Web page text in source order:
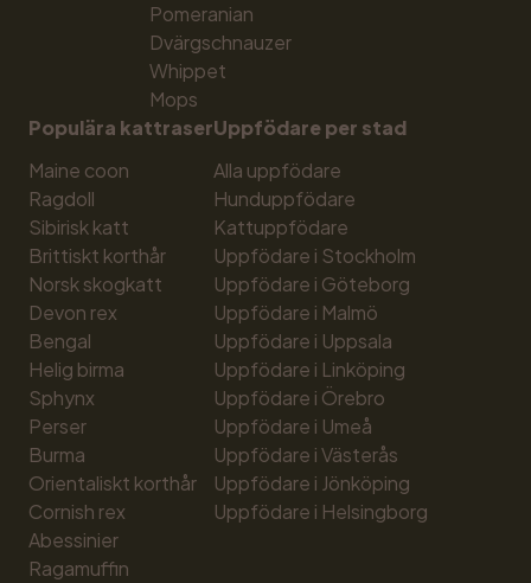
Pomeranian
Dvärgschnauzer
Whippet
Mops
Populära kattraser
Maine coon
Ragdoll
Sibirisk katt
Brittiskt korthår
Norsk skogkatt
Devon rex
Bengal
Helig birma
Sphynx
Perser
Burma
Orientaliskt korthår
Cornish rex
Abessinier
Ragamuffin
Uppfödare per stad
Alla uppfödare
Hunduppfödare
Kattuppfödare
Uppfödare i Stockholm
Uppfödare i Göteborg
Uppfödare i Malmö
Uppfödare i Uppsala
Uppfödare i Linköping
Uppfödare i Örebro
Uppfödare i Umeå
Uppfödare i Västerås
Uppfödare i Jönköping
Uppfödare i Helsingborg